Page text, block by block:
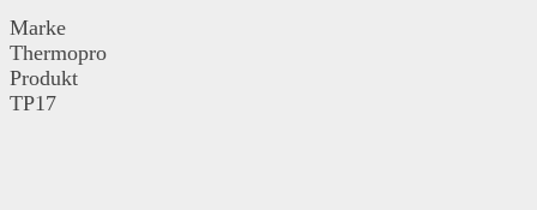
Marke
Thermopro
Produkt
TP17